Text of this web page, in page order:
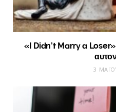
«I Didn’t Marry a
3